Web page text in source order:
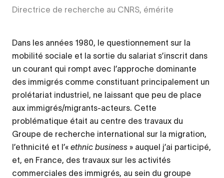
Directrice de recherche au CNRS, émérite
Dans les années 1980, le questionnement sur la
mobilité sociale et la sortie du salariat s’inscrit dans
un courant qui rompt avec l’approche dominante
des immigrés comme constituant principalement un
prolétariat industriel, ne laissant que peu de place
aux immigrés/migrants-acteurs. Cette
problématique était au centre des travaux du
Groupe de recherche international sur la migration,
l’ethnicité et l’« ethnic business » auquel j’ai participé,
et, en France, des travaux sur les activités
commerciales des immigrés, au sein du groupe